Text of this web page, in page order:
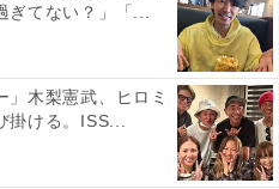
ぎてない？」「...
」木梨憲武、ヒロミ
掛ける。ISS...